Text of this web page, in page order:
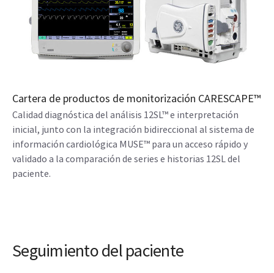
Cartera de productos de monitorización CARESCAPE™
Calidad diagnóstica del análisis 12SL™ e interpretación
inicial, junto con la integración bidireccional al sistema de
información cardiológica MUSE™ para un acceso rápido y
validado a la comparación de series e historias 12SL del
paciente.
Seguimiento del paciente